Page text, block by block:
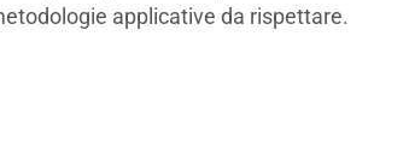
applicative da rispettare.